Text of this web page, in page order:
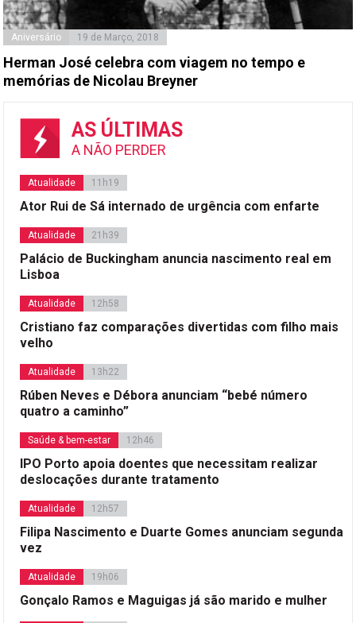
Aniversário 19 de Março, 2018
Herman José celebra com viagem no tempo e
memórias de Nicolau Breyner
AS ÚLTIMAS
A NÃO PERDER
Atualidade 11h19
Ator Rui de Sá internado de urgência com enfarte
Atualidade 21h39
Palácio de Buckingham anuncia nascimento real em
Lisboa
Atualidade 12h58
Cristiano faz comparações divertidas com filho mais
velho
Atualidade 13h22
Rúben Neves e Débora anunciam “bebé número
quatro a caminho”
Saúde & bem-estar 12h46
IPO Porto apoia doentes que necessitam realizar
deslocações durante tratamento
Atualidade 12h57
Filipa Nascimento e Duarte Gomes anunciam segunda
vez
Atualidade 19h06
Gonçalo Ramos e Maguigas já são marido e mulher